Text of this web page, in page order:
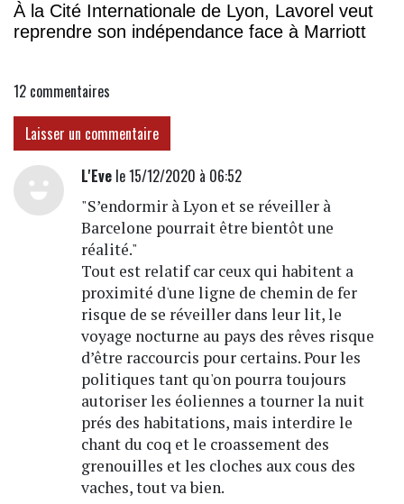
À la Cité Internationale de Lyon, Lavorel veut
reprendre son indépendance face à Marriott
12 commentaires
Laisser un commentaire
L'Evele 15/12/2020 à 06:52
"S’endormir à Lyon et se réveiller à
Barcelone pourrait être bientôt une
réalité."
Tout est relatif car ceux qui habitent a
proximité d'une ligne de chemin de fer
risque de se réveiller dans leur lit, le
voyage nocturne au pays des rêves risque
d’être raccourcis pour certains. Pour les
politiques tant qu'on pourra toujours
autoriser les éoliennes a tourner la nuit
prés des habitations, mais interdire le
chant du coq et le croassement des
grenouilles et les cloches aux cous des
vaches, tout va bien.